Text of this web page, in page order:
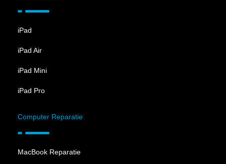
iPad
iPad Air
iPad Mini
iPad Pro
Computer Reparatie
MacBook Reparatie